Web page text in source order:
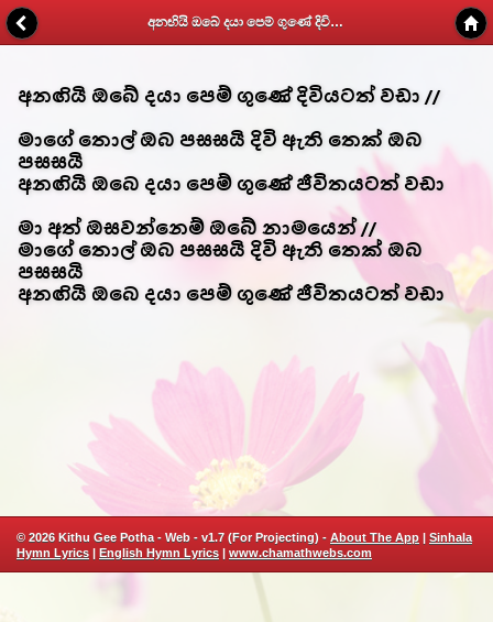
අනඟියි ඔබේ දයා පෙම් ගුණේ දිවියටත් වඩා - Kithunu Gee Potha - Web v1.7
අනඟියි ඔබේ දයා පෙම් ගුණේ දිවියටත් වඩා //
මාගේ තොල් ඔබ පසසයි දිවි ඇති තෙක් ඔබ
පසසයි
අනඟියි ඔබෙ දයා පෙම් ගුණේ ජීවිතයටත් වඩා
මා අත් ඔසවන්නෙම් ඔබේ නාමයෙන් //
මාගේ තොල් ඔබ පසසයි දිවි ඇති තෙක් ඔබ
පසසයි
අනඟියි ඔබෙ දයා පෙම් ගුණේ ජීවිතයටත් වඩා
© 2026 Kithu Gee Potha - Web - v1.7 (For Projecting) - About The App | Sinhala
Hymn Lyrics | English Hymn Lyrics | www.chamathwebs.com